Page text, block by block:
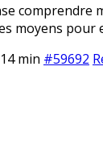
moyens pour
min #59692